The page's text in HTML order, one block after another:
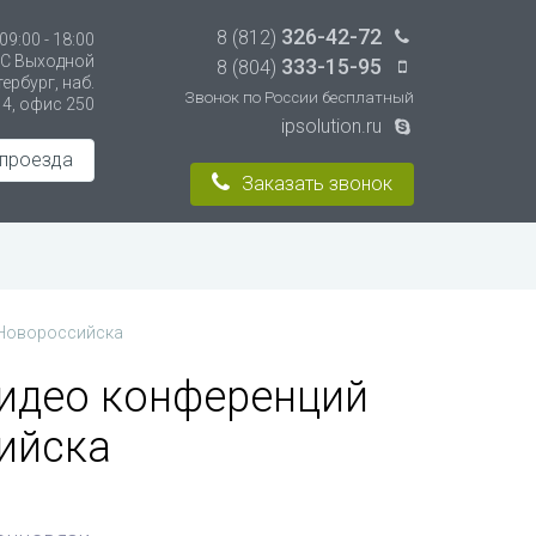
- 18:00
Выходной
наб.
офис 250
8 (812) 326-42-72
8 (804) 333-15-95
Звонок по России бесплатный
ipsolution.ru
Заказать звонок
конференций